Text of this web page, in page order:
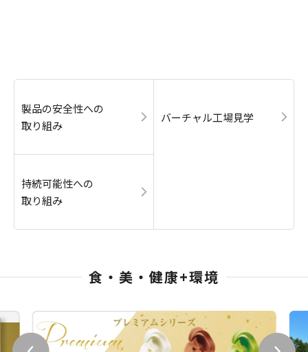
製品の安全性への
取り組み
バーチャル工場見学
持続可能性への
取り組み
食・美・健康+環境